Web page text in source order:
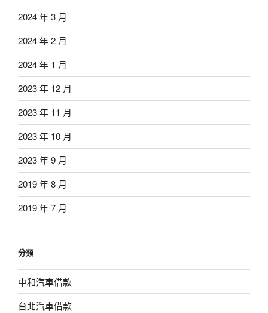
2024 年 3 月
2024 年 2 月
2024 年 1 月
2023 年 12 月
2023 年 11 月
2023 年 10 月
2023 年 9 月
2019 年 8 月
2019 年 7 月
分類
中和汽車借款
台北汽車借款